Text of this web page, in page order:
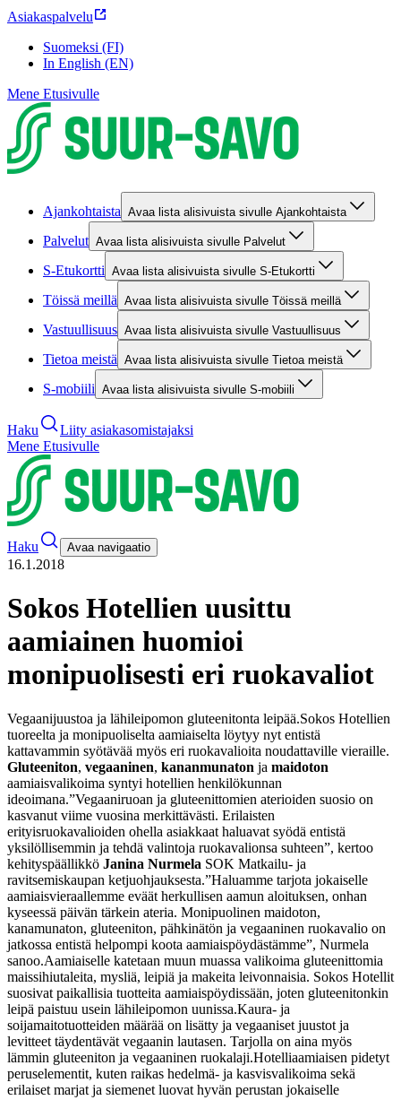
Asiakaspalvelu
Suomeksi (FI)
In English (EN)
Mene Etusivulle
Ajankohtaista Avaa lista alisivuista sivulle Ajankohtaista
Palvelut Avaa lista alisivuista sivulle Palvelut
S-Etukortti Avaa lista alisivuista sivulle S-Etukortti
Töissä meillä Avaa lista alisivuista sivulle Töissä meillä
Vastuullisuus Avaa lista alisivuista sivulle Vastuullisuus
Tietoa meistä Avaa lista alisivuista sivulle Tietoa meistä
S-mobiili Avaa lista alisivuista sivulle S-mobiili
Haku
Liity asiakasomistajaksi
Mene Etusivulle
Haku Avaa navigaatio
16.1.2018
Sokos Hotellien uusittu
aamiainen huomioi
monipuolisesti eri ruokavaliot
Vegaanijuustoa ja lähileipomon gluteenitonta leipää.Sokos Hotellien
tuoreelta ja monipuoliselta aamiaiselta löytyy nyt entistä
kattavammin syötävää myös eri ruokavalioita noudattaville vieraille.
Gluteeniton, vegaaninen, kananmunaton ja maidoton
aamiaisvalikoima syntyi hotellien henkilökunnan
ideoimana.”Vegaaniruoan ja gluteenittomien aterioiden suosio on
kasvanut viime vuosina merkittävästi. Erilaisten
erityisruokavalioiden ohella asiakkaat haluavat syödä entistä
yksilöllisemmin ja tehdä valintoja ruokavalionsa suhteen”, kertoo
kehityspäällikkö Janina Nurmela SOK Matkailu- ja
ravitsemiskaupan ketjuohjauksesta.”Haluamme tarjota jokaiselle
aamiaisvieraallemme eväät herkullisen aamun aloituksen, onhan
kyseessä päivän tärkein ateria. Monipuolinen maidoton,
kanamunaton, gluteeniton, pähkinätön ja vegaaninen ruokavalio on
jatkossa entistä helpompi koota aamiaispöydästämme”, Nurmela
sanoo.Aamiaiselle katetaan muun muassa valikoima gluteenittomia
maissihiutaleita, mysliä, leipiä ja makeita leivonnaisia. Sokos Hotellit
suosivat paikallisia tuotteita aamiaispöydissään, joten gluteenitonkin
leipä paistuu usein lähileipomon uunissa.Kaura- ja
soijamaitotuotteiden määrää on lisätty ja vegaaniset juustot ja
levitteet täydentävät vegaanin lautasen. Tarjolla on aina myös
lämmin gluteeniton ja vegaaninen ruokalaji.Hotelliaamiaisen pidetyt
peruselementit, kuten raikas hedelmä- ja kasvisvalikoima sekä
erilaiset marjat ja siemenet luovat hyvän perustan jokaiselle